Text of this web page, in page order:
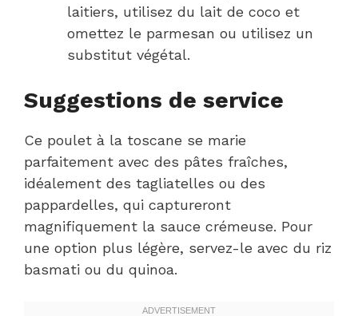
laitiers, utilisez du lait de coco et
omettez le parmesan ou utilisez un
substitut végétal.
Suggestions de service
Ce poulet à la toscane se marie
parfaitement avec des pâtes fraîches,
idéalement des tagliatelles ou des
pappardelles, qui captureront
magnifiquement la sauce crémeuse. Pour
une option plus légère, servez-le avec du riz
basmati ou du quinoa.